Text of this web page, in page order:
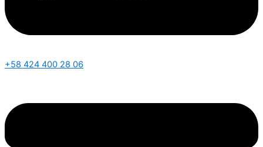
+58 424 400 28 06